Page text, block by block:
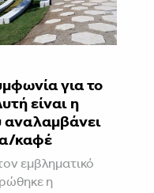
για το
είναι η
αναλαμβάνει
καφέ
εμβληματικό
η